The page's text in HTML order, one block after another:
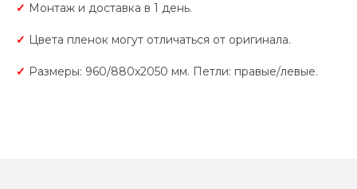
✓ Монтаж и доставка в 1 день.
✓ Цвета пленок могут отличаться от оригинала.
✓ Размеры: 960/880х2050 мм. Петли: правые/левые.